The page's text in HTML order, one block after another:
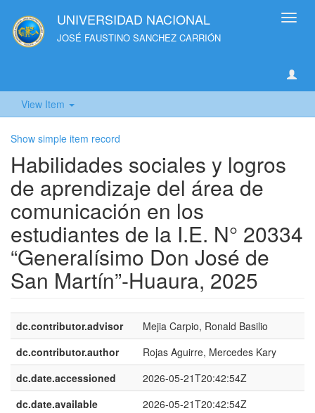
UNIVERSIDAD NACIONAL
JOSÉ FAUSTINO SANCHEZ CARRIÓN
View Item
Show simple item record
Habilidades sociales y logros
de aprendizaje del área de
comunicación en los
estudiantes de la I.E. N° 20334
“Generalísimo Don José de
San Martín”-Huaura, 2025
dc.contributor.advisor
Mejia Carpio, Ronald Basilio
dc.contributor.author
Rojas Aguirre, Mercedes Kary
dc.date.accessioned
2026-05-21T20:42:54Z
dc.date.available
2026-05-21T20:42:54Z